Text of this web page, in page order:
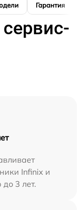
Гарантия
Infinix и
3 лет.